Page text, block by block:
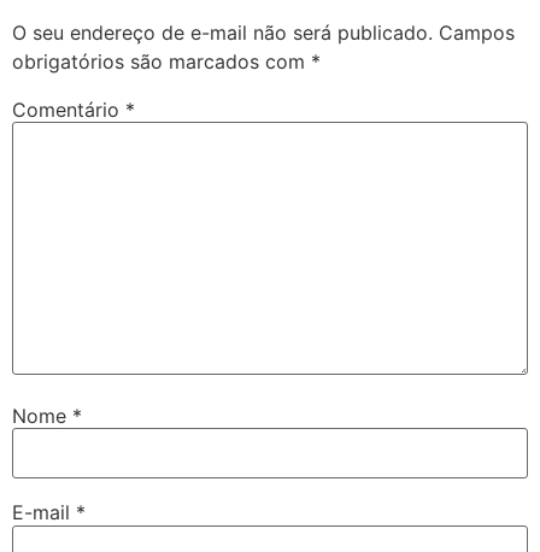
O seu endereço de e-mail não será publicado. Campos
obrigatórios são marcados com *
Comentário *
Nome *
E-mail *